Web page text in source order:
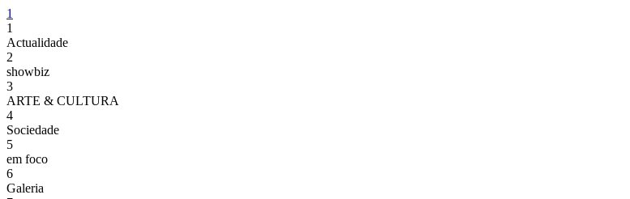
1
1
Actualidade
2
showbiz
3
ARTE & CULTURA
4
Sociedade
5
em foco
6
Galeria